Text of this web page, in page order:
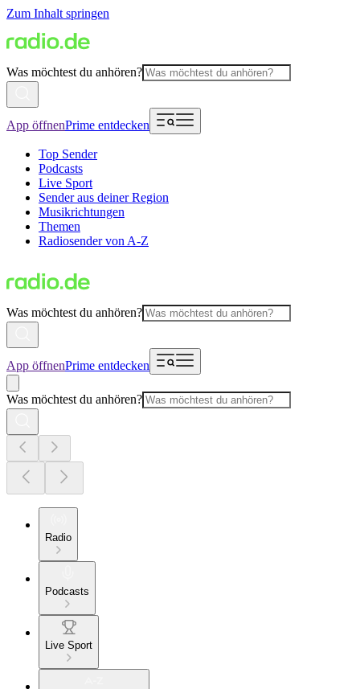
Zum Inhalt springen
Was möchtest du anhören?
App öffnenPrime entdecken
Top Sender
Podcasts
Live Sport
Sender aus deiner Region
Musikrichtungen
Themen
Radiosender von A-Z
Was möchtest du anhören?
App öffnenPrime entdecken
Was möchtest du anhören?
Radio
Podcasts
Live Sport